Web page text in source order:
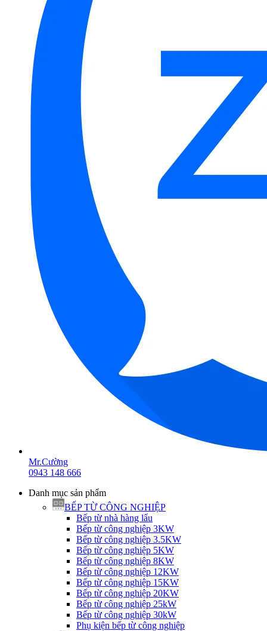
Mr.Cường
0943 148 666
Danh mục sản phẩm
BẾP TỪ CÔNG NGHIỆP
Bếp từ nhà hàng lẩu
Bếp từ công nghiệp 3KW
Bếp từ công nghiệp 3.5KW
Bếp từ công nghiệp 5KW
Bếp từ công nghiệp 8KW
Bếp từ công nghiệp 12KW
Bếp từ công nghiệp 15KW
Bếp từ công nghiệp 20KW
Bếp từ công nghiệp 25kW
Bếp từ công nghiệp 30kW
Phụ kiện bếp từ công nghiệp